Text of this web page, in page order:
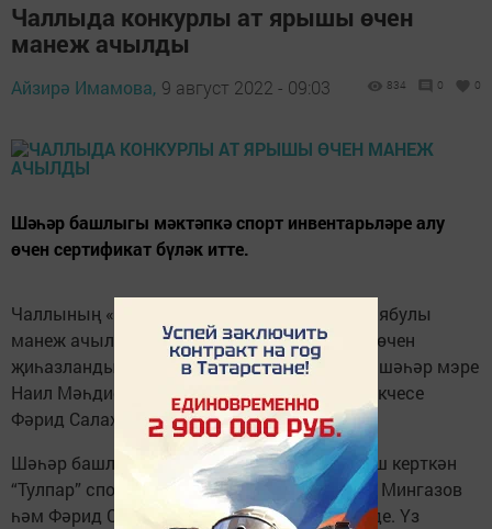
Чаллыда конкурлы ат ярышы өчен
манеж ачылды
Айзирә Имамова, 9 август 2022 - 09:03 834 0 0
Шәһәр башлыгы мәктәпкә спорт инвентарьләре алу
өчен сертификат бүләк итте.
Чаллының «Тулпар» ат спорты мәктәбендә ябулы
манеж ачылды. Ул конкурлы ат ярышлары өчен
җиһазландырылган. Тантаналы ачылышта шәһәр мэре
Наил Мәһдиев һәм башкарма комитет җитәкчесе
Фәрид Салахов катнашты.
Шәһәр башлыгы манеж булдыруда зур өлеш керткән
“Тулпар” спорт мәктәбе директоры Вильсур Мингазов
һәм Фәрид Салахов хезмәтен югары бәяләде. Үз